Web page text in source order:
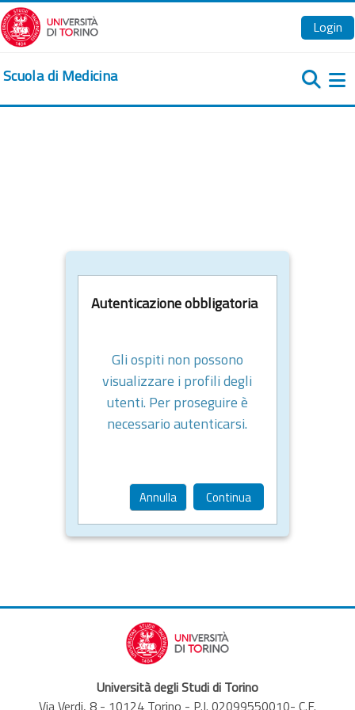
Vai al contenuto principale
Login
Scuola di Medicina
Autenticazione obbligatoria
Gli ospiti non possono
visualizzare i profili degli
utenti. Per proseguire è
necessario autenticarsi.
Annulla Continua
Università degli Studi di Torino
Via Verdi, 8 - 10124 Torino - P.I. 02099550010- C.F.